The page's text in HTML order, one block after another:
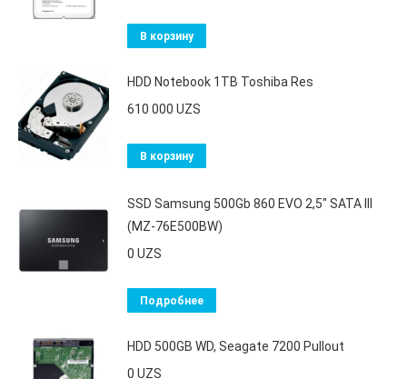
В корзину
HDD Notebook 1TB Toshiba Res
610 000 UZS
В корзину
SSD Samsung 500Gb 860 EVO 2,5" SATA III
(MZ-76E500BW)
0 UZS
Подробнее
HDD 500GB WD, Seagate 7200 Pullout
0 UZS